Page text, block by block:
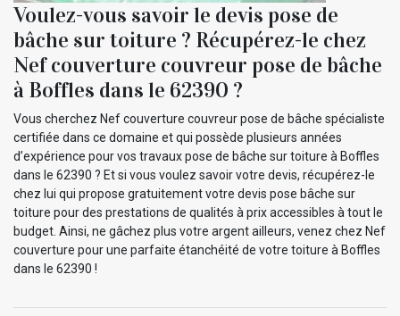
Voulez-vous savoir le devis pose de
bâche sur toiture ? Récupérez-le chez
Nef couverture couvreur pose de bâche
à Boffles dans le 62390 ?
Vous cherchez Nef couverture couvreur pose de bâche spécialiste
certifiée dans ce domaine et qui possède plusieurs années
d’expérience pour vos travaux pose de bâche sur toiture à Boffles
dans le 62390 ? Et si vous voulez savoir votre devis, récupérez-le
chez lui qui propose gratuitement votre devis pose bâche sur
toiture pour des prestations de qualités à prix accessibles à tout le
budget. Ainsi, ne gâchez plus votre argent ailleurs, venez chez Nef
couverture pour une parfaite étanchéité de votre toiture à Boffles
dans le 62390 !